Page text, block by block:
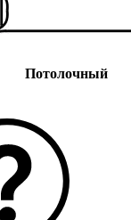
Потолочный